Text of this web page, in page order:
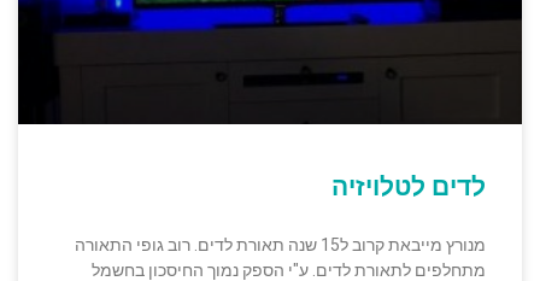
לדים לטלויזיה
מנורץ מייבאת קרוב ל15 שנה תאורת לדים. רוב גופי התאורה
מתחלפים לתאורת לדים. ע"י הספק נמוך החיסכון בחשמל